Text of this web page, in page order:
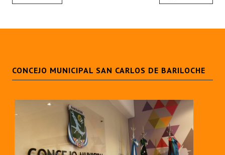
CONCEJO MUNICIPAL SAN CARLOS DE BARILOCHE